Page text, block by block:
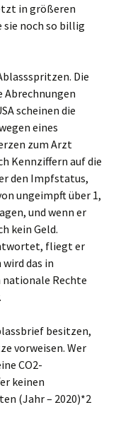
in größeren
sie noch so billig
Die
Abrechnungen
scheinen die
eines
zum Arzt
Kennziffern auf die
den Impfstatus,
ungeimpft über 1,
und wenn er
kein Geld.
fliegt er
das in
nationale Rechte
besitzen,
vorweisen. Wer
CO2-
keinen
(Jahr – 2020)*2